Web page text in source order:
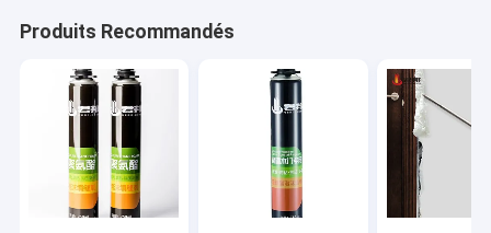
Produits Recommandés